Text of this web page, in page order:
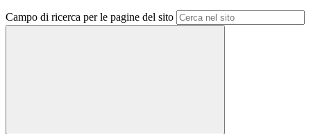
Campo di ricerca per le pagine del sito